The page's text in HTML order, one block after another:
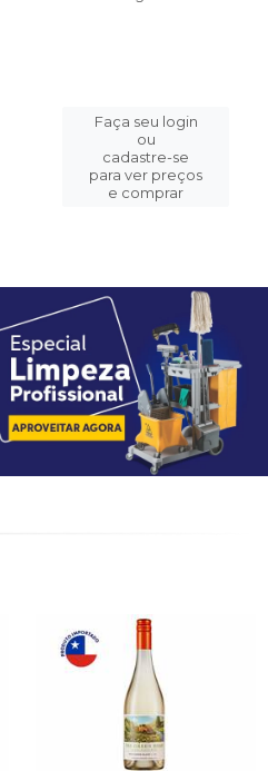
Faça seu login
ou
cadastre-se
para ver preços
e comprar